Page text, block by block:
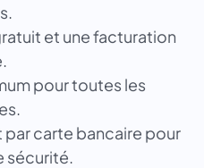
et une facturation
pour toutes les
carte bancaire pour
sécurité.